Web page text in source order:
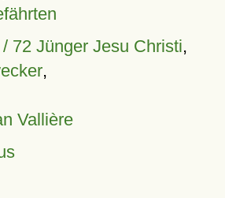
72 Jünger Jesu Christi,
,
Vallière